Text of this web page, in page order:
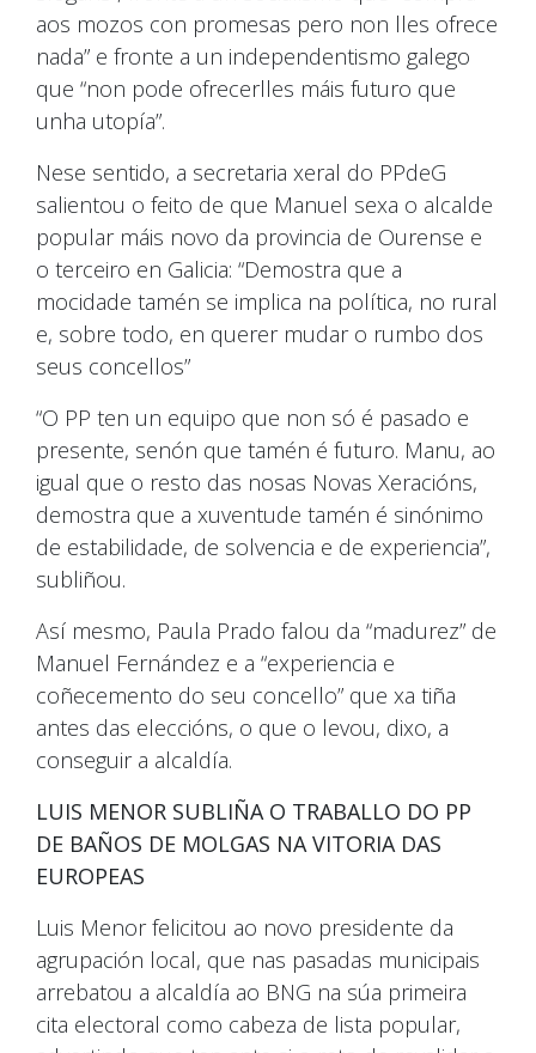
aos mozos con promesas pero non lles ofrece
nada” e fronte a un independentismo galego
que “non pode ofrecerlles máis futuro que
unha utopía”.
Nese sentido, a secretaria xeral do PPdeG
salientou o feito de que Manuel sexa o alcalde
popular máis novo da provincia de Ourense e
o terceiro en Galicia: “Demostra que a
mocidade tamén se implica na política, no rural
e, sobre todo, en querer mudar o rumbo dos
seus concellos”
“O PP ten un equipo que non só é pasado e
presente, senón que tamén é futuro. Manu, ao
igual que o resto das nosas Novas Xeracións,
demostra que a xuventude tamén é sinónimo
de estabilidade, de solvencia e de experiencia”,
subliñou.
Así mesmo, Paula Prado falou da “madurez” de
Manuel Fernández e a “experiencia e
coñecemento do seu concello” que xa tiña
antes das eleccións, o que o levou, dixo, a
conseguir a alcaldía.
LUIS MENOR SUBLIÑA O TRABALLO DO PP
DE BAÑOS DE MOLGAS NA VITORIA DAS
EUROPEAS
Luis Menor felicitou ao novo presidente da
agrupación local, que nas pasadas municipais
arrebatou a alcaldía ao BNG na súa primeira
cita electoral como cabeza de lista popular,